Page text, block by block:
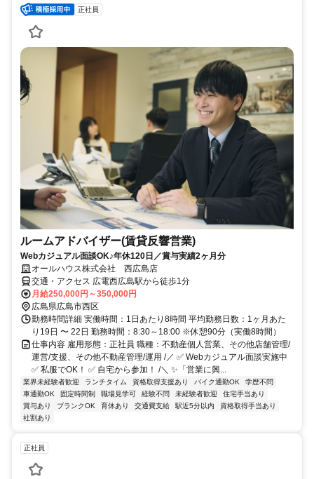
正社員
ルームアドバイザー(賃貸反響営業)
Webカジュアル面談OK♪年休120日／賞与実績2ヶ月分
オールハウス株式会社 西広島店
交通・アクセス 広電西広島駅から徒歩1分
月給250,000円～350,000円
広島県広島市西区
勤務時間詳細 実働時間：1日あたり8時間 平均勤務日数：1ヶ月あた
り19日 〜 22日 勤務時間：8:30～18:00 ※休憩90分（実働8時間）
仕事内容 雇用形態：正社員 職種：不動産個人営業、その他店舗管理/
運営/支援、その他不動産管理/運用 /／ ✅ Webカジュアル面談実施中
✅ 私服でOK！ ✅ 自宅から参加！ /＼ ✨「営業に興...
業界未経験者歓迎 ランチタイム 資格取得支援あり バイク通勤OK
学歴不問
車通勤OK
固定時間制 職場見学可 経験不問 未経験者歓迎
住宅手当あり
賞与あり
ブランクOK 育休あり 交通費支給 駅近5分以内
資格取得手当あり
社割あり
正社員